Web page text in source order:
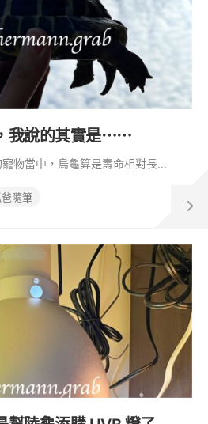
我說的其實是⋯⋯
物當中，烏龜算是壽命相對長...
隨筆